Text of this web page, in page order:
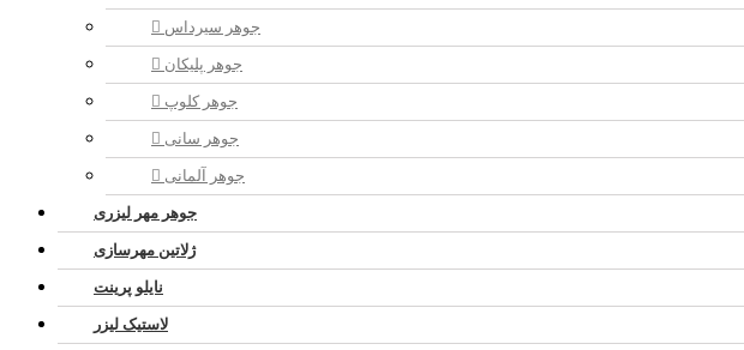
جوهر سيرداس
جوهر پلیکان
جوهر کلوپ
جوهر سانی
جوهر آلمانی
جوهر مهر لیزری
ژلاتين مهرسازی
نایلو پرینت
لاستیک لیزر